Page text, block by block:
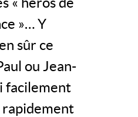
»… Y
sûr ce
ou Jean-
facilement
rapidement